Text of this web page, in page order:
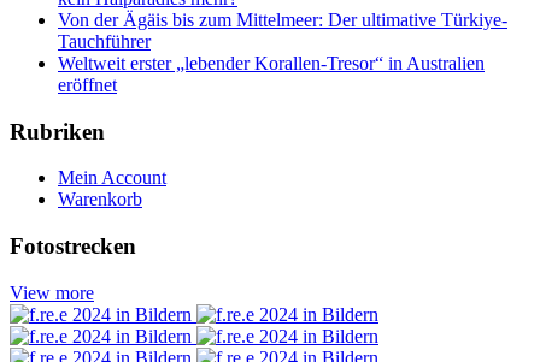
Von der Ägäis bis zum Mittelmeer: Der ultimative Türkiye-
Tauchführer
Weltweit erster „lebender Korallen-Tresor“ in Australien
eröffnet
Rubriken
Mein Account
Warenkorb
Fotostrecken
View more